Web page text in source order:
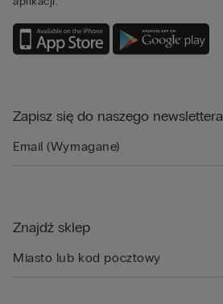
Zapisz się do naszego newslettera
Znajdź sklep